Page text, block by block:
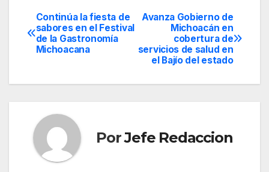
Navegación
de
Avanza Gobierno de
Michoacán en
cobertura de
servicios de salud en
el Bajío del estado
Continúa la fiesta de
sabores en el Festival
de la Gastronomía
Michoacana
PorJefe Redaccion